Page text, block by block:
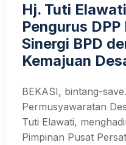
Hj. Tuti
Pengurus DPP
Sinergi BPD
Kemajuan
BEKASI, bintang-
Permusyawaratan
Tuti Elawati,
Pimpinan Pusat